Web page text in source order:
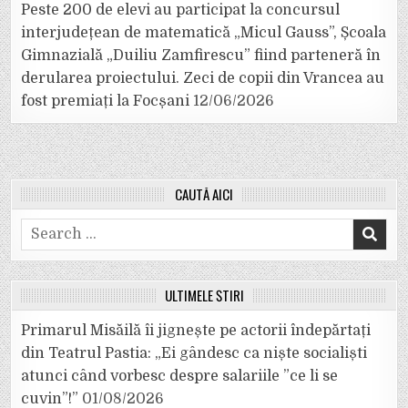
Peste 200 de elevi au participat la concursul
interjudețean de matematică „Micul Gauss”, Școala
Gimnazială „Duiliu Zamfirescu” fiind parteneră în
derularea proiectului. Zeci de copii din Vrancea au
fost premiați la Focșani 12/06/2026
CAUTĂ AICI
Search
for:
ULTIMELE ȘTIRI
Primarul Misăilă îi jignește pe actorii îndepărtați
din Teatrul Pastia: „Ei gândesc ca niște socialiști
atunci când vorbesc despre salariile ”ce li se
cuvin”!” 01/08/2026